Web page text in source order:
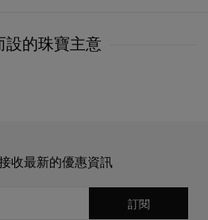
設的珠寶主意
收最新的優惠資訊